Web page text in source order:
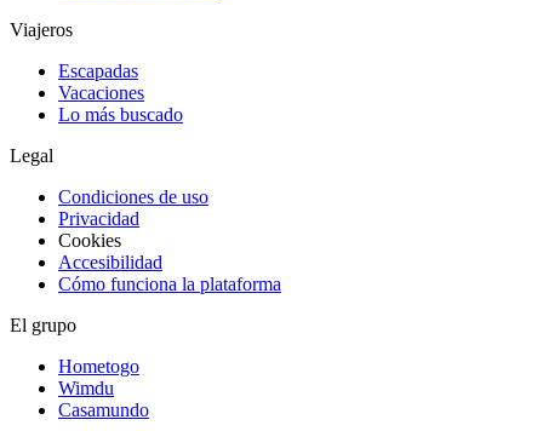
Viajeros
Escapadas
Vacaciones
Lo más buscado
Legal
Condiciones de uso
Privacidad
Cookies
Accesibilidad
Cómo funciona la plataforma
El grupo
Hometogo
Wimdu
Casamundo